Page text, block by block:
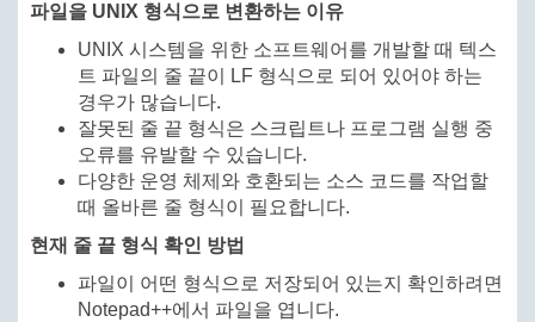
파일을 UNIX 형식으로 변환하는 이유
UNIX 시스템을 위한 소프트웨어를 개발할 때 텍스
트 파일의 줄 끝이 LF 형식으로 되어 있어야 하는
경우가 많습니다.
잘못된 줄 끝 형식은 스크립트나 프로그램 실행 중
오류를 유발할 수 있습니다.
다양한 운영 체제와 호환되는 소스 코드를 작업할
때 올바른 줄 형식이 필요합니다.
현재 줄 끝 형식 확인 방법
파일이 어떤 형식으로 저장되어 있는지 확인하려면
Notepad++에서 파일을 엽니다.